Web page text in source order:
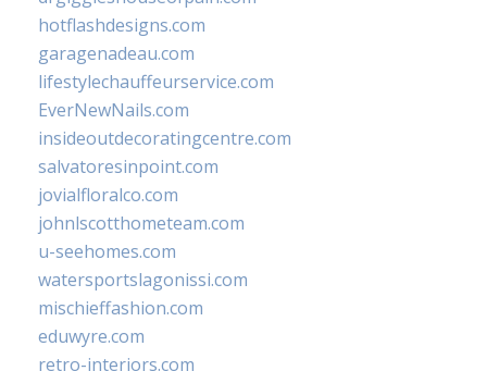
hotflashdesigns.com
garagenadeau.com
lifestylechauffeurservice.com
EverNewNails.com
insideoutdecoratingcentre.com
salvatoresinpoint.com
jovialfloralco.com
johnlscotthometeam.com
u-seehomes.com
watersportslagonissi.com
mischieffashion.com
eduwyre.com
retro-interiors.com